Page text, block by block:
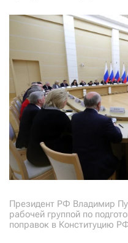
Президент РФ Владимир
рабочей группой по
поправок в Конституцию